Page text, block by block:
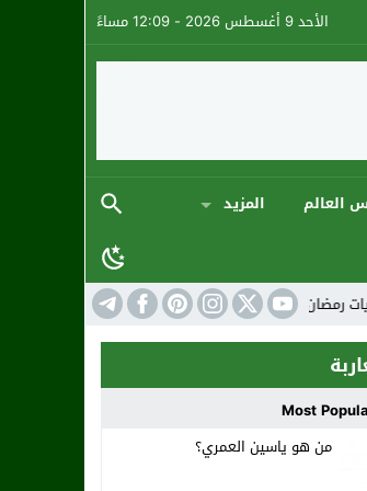
الأحد 9 أغسطس 2026 - 12:09 مساءً
العالم المزيد
المنتخب المغربي:
Most
من هو ياسين العمري؟